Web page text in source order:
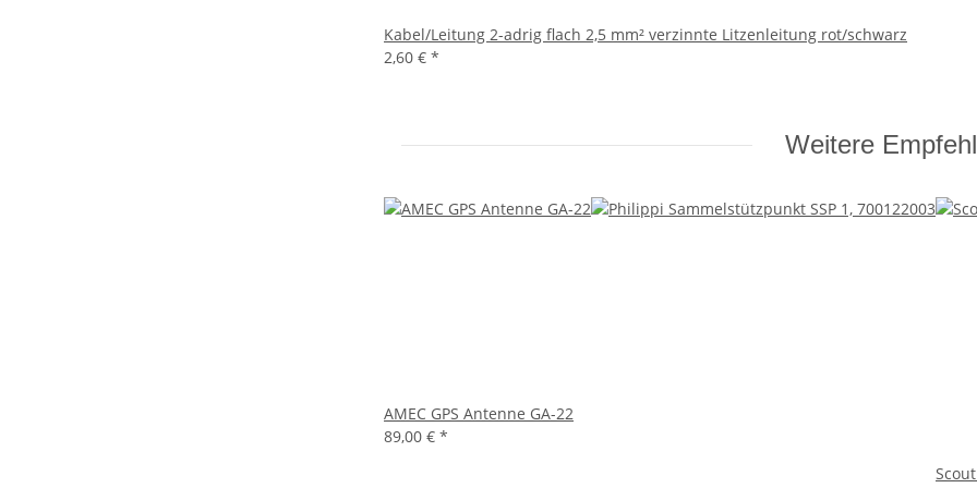
Kabel/Leitung 2-adrig flach 2,5 mm² verzinnte Litzenleitung rot/schwarz
2,60 € *
Weitere
AMEC GPS Antenne GA-22
89,00 € *